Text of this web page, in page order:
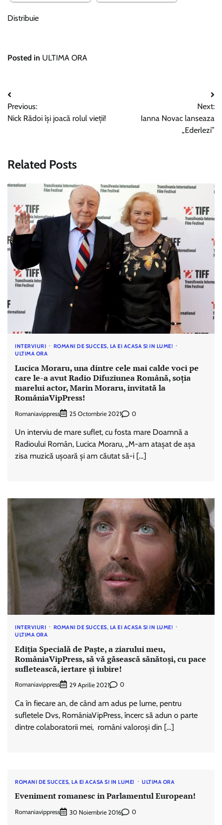
Distribuie
Posted in ULTIMA ORA
Navigare
în
Previous:
Nick Rădoi își joacă rolul vieții!
Next:
Ianna Novac lanseaza
„Ederlezi”
Related Posts
INTERVIURI
ROMANI DE SUCCES, LA EI ACASA SI IN LUME!
ULTIMA ORA
Lucica Moraru, una dintre cele mai calde voci pe
care le-a avut Radio Difuziunea Română, soția
marelui actor, Marin Moraru, invitată la
RomâniaVipPress!
Romaniavippress 25 Octombrie 2021 0
Un interviu de mare suflet, cu fosta mare Doamnă a
Radioului Român, Lucica Moraru, „M-am atașat de așa
zisa muzică ușoară și am căutat să-i […]
INTERVIURI
ROMANI DE SUCCES, LA EI ACASA SI IN LUME!
ULTIMA ORA
Ediția Specială de Paște, a ziarului meu,
RomâniaVipPress, să vă găsească sănătoși, cu pace
sufletească, iertare și iubire!
Romaniavippress 29 Aprilie 2021 0
Ca în fiecare an, de când am adus pe lume, pentru
sufletele Dvs, RomâniaVipPress, încerc să adun o parte
dintre colaboratorii mei, români valoroși din […]
ROMANI DE SUCCES, LA EI ACASA SI IN LUME! ULTIMA ORA
Eveniment romanesc in Parlamentul European!
Romaniavippress 30 Noiembrie 2016 0